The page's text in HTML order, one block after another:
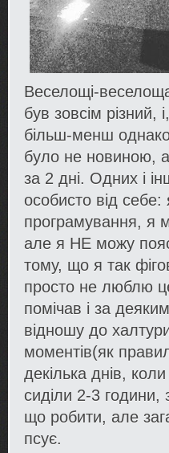
Веселощі-
був зовсім
більш-менш
було не новиною,
за 2 дні. Одних і
особисто від
програмування, я
але я НЕ можу
тому, що я так
просто не люблю
помічав і за
відношу до
моментів(як
декілька днів,
сиділи 2-3
що робити, але
псує.